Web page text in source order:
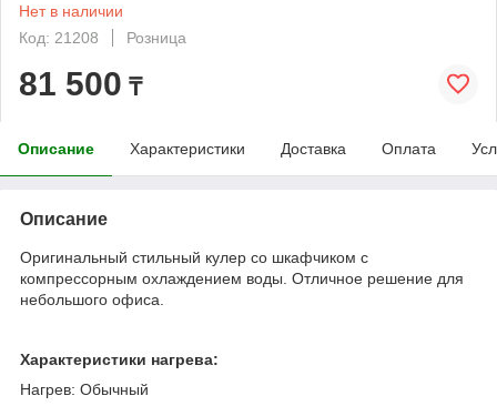
Нет в наличии
Код: 21208
Розница
81 500 ₸
Описание Характеристики Доставка Оплата
Описание
Оригинальный стильный кулер со шкафчиком с
компрессорным охлаждением воды. Отличное решение для
небольшого офиса.
Характеристики нагрева:
Нагрев: Обычный